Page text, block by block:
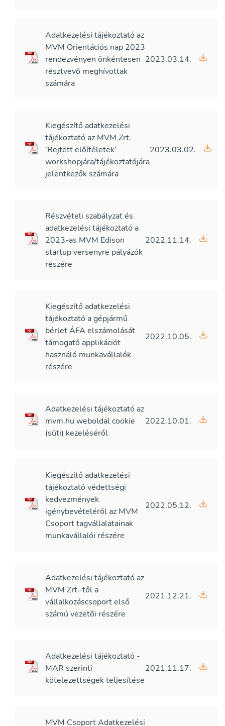
Adatkezelési tájékoztató az
MVM Orientációs nap 2023
rendezvényen önkéntesen
résztvevő meghívottak
számára
2023.03.14.
Kiegészítő adatkezelési
tájékoztató az MVM Zrt.
’Rejtett előítéletek’
workshopjára/tájékoztatójára
jelentkezők számára
2023.03.02.
Részvételi szabályzat és
adatkezelési tájékoztató a
2023-as MVM Edison
startup versenyre pályázók
részére
2022.11.14.
Kiegészítő adatkezelési
tájékoztató a gépjármű
bérlet ÁFA elszámolását
támogató applikációt
használó munkavállalók
részére
2022.10.05.
Adatkezelési tájékoztató az
mvm.hu weboldal cookie
(süti) kezeléséről
2022.10.01.
Kiegészítő adatkezelési
tájékoztató védettségi
kedvezmények
igénybevételéről az MVM
Csoport tagvállalatainak
munkavállalói részére
2022.05.12.
Adatkezelési tájékoztató az
MVM Zrt.-től a
vállalkozáscsoport első
számú vezetői részére
2021.12.21.
Adatkezelési tájékoztató -
MAR szerinti
kötelezettségek teljesítése
2021.11.17.
MVM Csoport Adatkezelési